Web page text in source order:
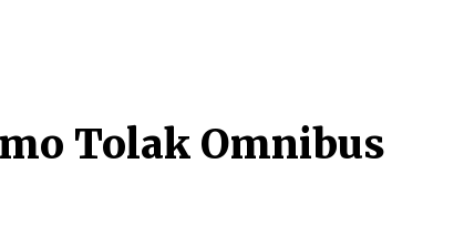
Tolak Omnibus